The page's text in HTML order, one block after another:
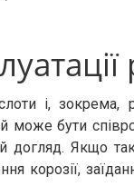
і, зокрема,
може бути
догляд. Якщо
корозії,